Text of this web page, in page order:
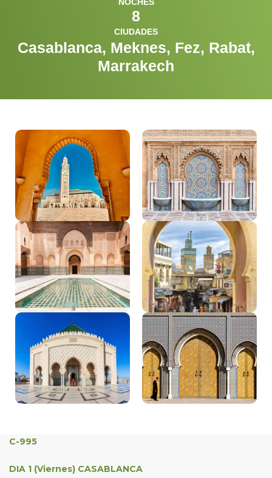
8
CIUDADES
Casablanca, Meknes, Fez, Rabat,
Marrakech
C-995
DIA 1 (Viernes) CASABLANCA